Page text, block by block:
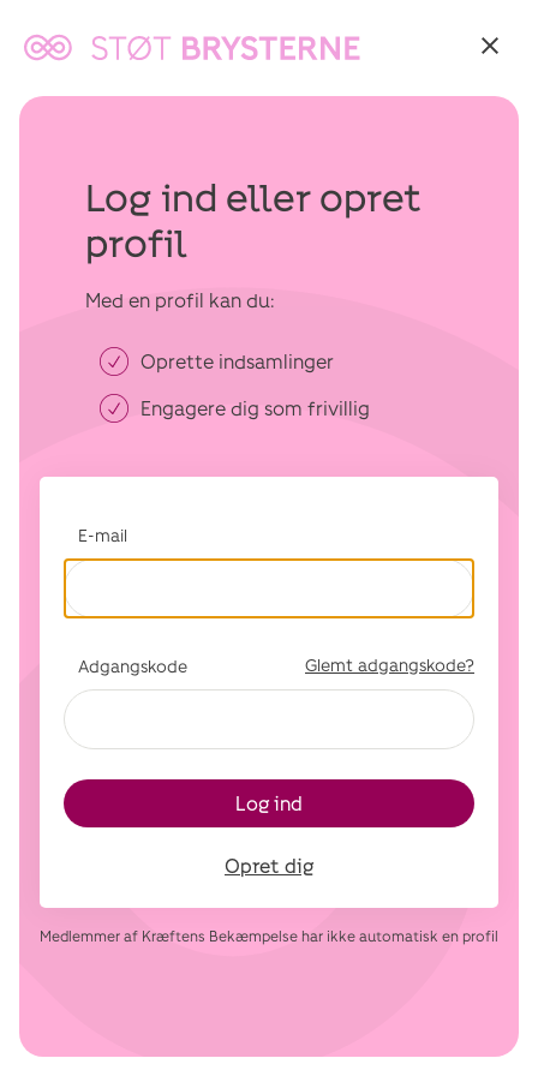
Tilbage
Støt
Log ind eller opret
profil
Med en profil kan du:
Oprette indsamlinger
Engagere dig som frivillig
E-mail
Adgangskode Glemt adgangskode?
Log ind
Opret dig
Medlemmer af Kræftens Bekæmpelse har ikke automatisk en profil